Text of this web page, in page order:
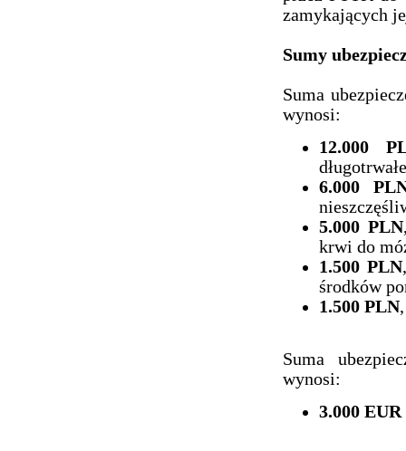
zamykających
Sumy
Suma
wynosi:
12.000
6.000
5.000 PLN
krwi do
1.500 PLN
środków
1.500 PLN
Suma
wynosi:
3.000 EUR